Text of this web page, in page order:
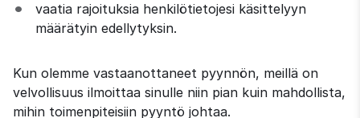
vaatia rajoituksia henkilötietojesi käsittelyyn
määrätyin edellytyksin.
Kun olemme vastaanottaneet pyynnön, meillä on
velvollisuus ilmoittaa sinulle niin pian kuin mahdollista,
mihin toimenpiteisiin pyyntö johtaa.